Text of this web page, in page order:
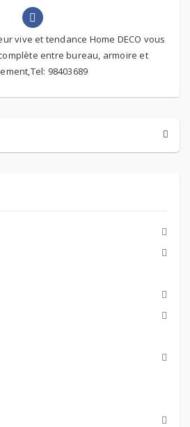
vive et tendance Home DECO vous
entre bureau, armoire et
98403689